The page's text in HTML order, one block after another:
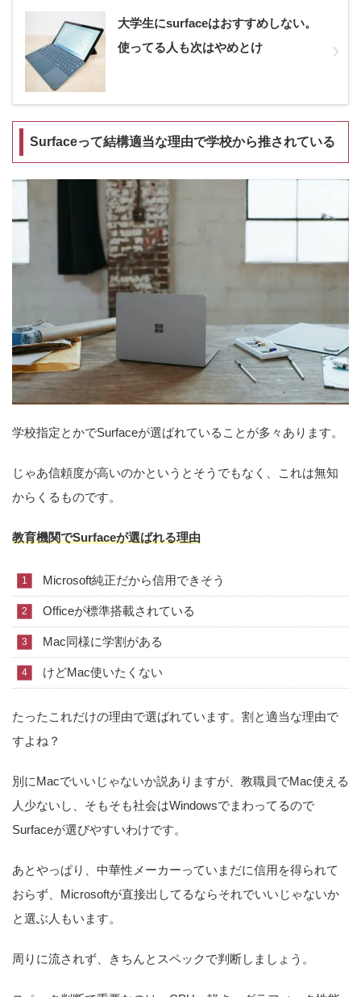
大学生にsurfaceはおすすめしない。
使ってる人も次はやめとけ
Surfaceって結構適当な理由で学校から推されている
学校指定とかでSurfaceが選ばれていることが多々あります。
じゃあ信頼度が高いのかというとそうでもなく、これは無知
からくるものです。
教育機関でSurfaceが選ばれる理由
Microsoft純正だから信用できそう
Officeが標準搭載されている
Mac同様に学割がある
けどMac使いたくない
たったこれだけの理由で選ばれています。割と適当な理由で
すよね？
別にMacでいいじゃないか説ありますが、教職員でMac使える
人少ないし、そもそも社会はWindowsでまわってるので
Surfaceが選びやすいわけです。
あとやっぱり、中華性メーカーっていまだに信用を得られて
おらず、Microsoftが直接出してるならそれでいいじゃないか
と選ぶ人もいます。
周りに流されず、きちんとスペックで判断しましょう。